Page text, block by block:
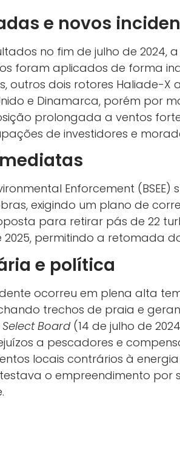
e novos
no fim de julho de 2024,
foram aplicados de forma
outros dois rotores Haliade-
e Dinamarca, porém por
prolongada a ventos
de investidores e
Enforcement
exigindo um plano de
para retirar pás de 22
permitindo a retomada
e política
ocorreu em plena alta
trechos de praia e
Select Board (14 de julho de
a pescadores e
locais contrários à
o empreendimento